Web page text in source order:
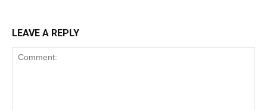
LEAVE A REPLY